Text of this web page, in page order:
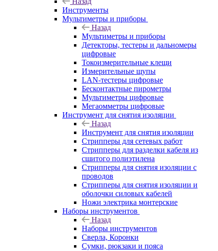
Инструменты
Мультиметры и приборы
Назад
Мультиметры и приборы
Детекторы, тестеры и дальномеры
цифровые
Токоизмерительные клещи
Измерительные щупы
LAN-тестеры цифровые
Бесконтактные пирометры
Мультиметры цифровые
Мегаомметры цифровые
Инструмент для снятия изоляции
Назад
Инструмент для снятия изоляции
Стрипперы для сетевых работ
Стрипперы для разделки кабеля из
сшитого полиэтилена
Cтрипперы для снятия изоляции с
проводов
Стрипперы для снятия изоляции и
оболочки силовых кабелей
Ножи электрика монтерские
Наборы инструментов
Назад
Наборы инструментов
Сверла, Коронки
Сумки, рюкзаки и пояса